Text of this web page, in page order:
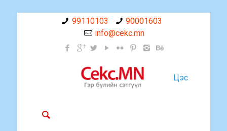
99110103
90001603
info@cekc.mn
Цэс